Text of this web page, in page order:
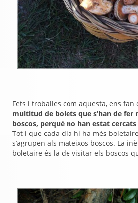
Fets i troballes com aquesta, ens fan
multitud de bolets que s’han de fer
boscos, perquè no han estat
Tot i que cada dia hi ha més
s’agrupen als mateixos boscos. La
boletaire és la de visitar els boscos